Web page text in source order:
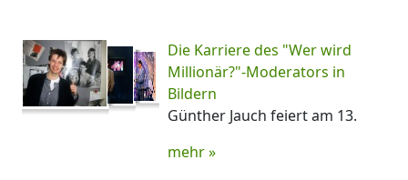
Die Karriere des "Wer wird
Millionär?"-Moderators in
Bildern
Günther Jauch feiert am 13.
mehr »